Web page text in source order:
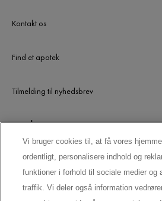
Kontakt os
Find et apotek
Tilmelding til nyhedsbrev
UDGÅEDE PRODUKTER
LAD OS HOLDE
Vi bruger cookies til, at få vores
ordentligt, personalisere indhold og
funktioner i forhold til sociale medier og
traffik. Vi deler også information